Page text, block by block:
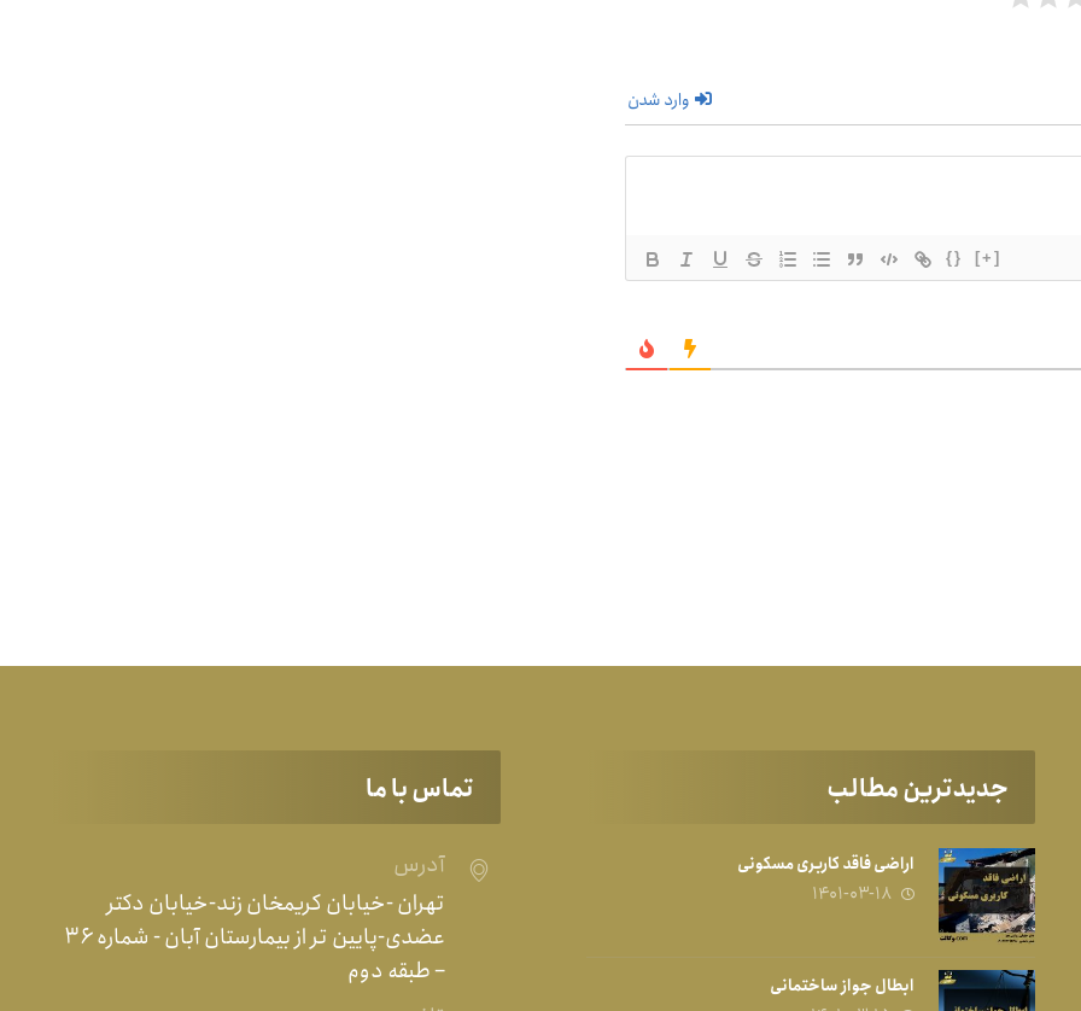
وارد شدن
{} [+]
جدیدترین مطالب
اراضی فاقد کاربری مسکونی
۱۴۰۱-۰۳-۱۸
ابطال جواز ساختمانی
تماس با ما
آدرس
تهران -خیابان کریمخان زند-خیابان دکتر
عضدی-پایین تر از بیمارستان آبان - شماره ۳۶
– طبقه دوم